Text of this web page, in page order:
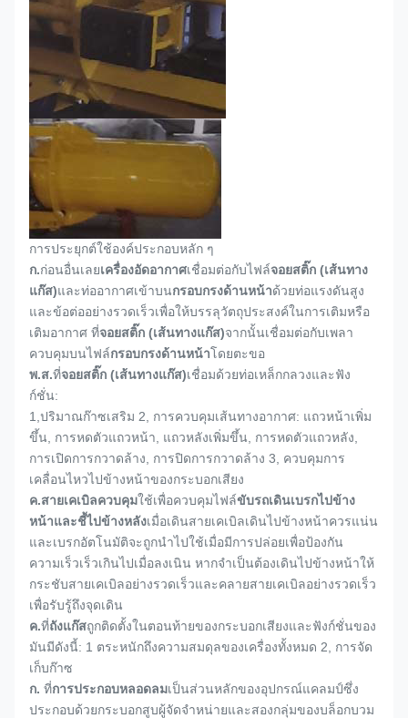
การประยุกต์ใช้องค์ประกอบหลัก ๆ
ก.ก่อนอื่นเลยเครื่องอัดอากาศเชื่อมต่อกับไฟล์จอยสติ๊ก (เส้นทาง
แก๊ส)และท่ออากาศเข้าบนกรอบกรงด้านหน้าด้วยท่อแรงดันสูง
และข้อต่ออย่างรวดเร็วเพื่อให้บรรลุวัตถุประสงค์ในการเติมหรือ
เติมอากาศ ที่จอยสติ๊ก (เส้นทางแก๊ส)จากนั้นเชื่อมต่อกับเพลา
ควบคุมบนไฟล์กรอบกรงด้านหน้าโดยตะขอ
พ.ส.ที่จอยสติ๊ก (เส้นทางแก๊ส)เชื่อมด้วยท่อเหล็กกลวงและฟัง
ก์ชั่น:
1, ปริมาณก๊าซเสริม 2, การควบคุมเส้นทางอากาศ: แถวหน้าเพิ่ม
ขึ้น, การหดตัวแถวหน้า, แถวหลังเพิ่มขึ้น, การหดตัวแถวหลัง,
การเปิดการกวาดล้าง, การปิดการกวาดล้าง 3, ควบคุมการ
เคลื่อนไหวไปข้างหน้าของกระบอกเสียง
ค.สายเคเบิลควบคุมใช้เพื่อควบคุมไฟล์ขับรถเดินเบรกไปข้าง
หน้าและชี้ไปข้างหลังเมื่อเดินสายเคเบิลเดินไปข้างหน้าควรแน่น
และเบรกอัตโนมัติจะถูกนำไปใช้เมื่อมีการปล่อยเพื่อป้องกัน
ความเร็วเร็วเกินไปเมื่อลงเนิน หากจำเป็นต้องเดินไปข้างหน้าให้
กระชับสายเคเบิลอย่างรวดเร็วและคลายสายเคเบิลอย่างรวดเร็ว
เพื่อรับรู้ถึงจุดเดิน
ค.ที่ถังแก๊สถูกติดตั้งในตอนท้ายของกระบอกเสียงและฟังก์ชั่นของ
มันมีดังนี้: 1 ตระหนักถึงความสมดุลของเครื่องทั้งหมด 2, การจัด
เก็บก๊าซ
ก. ที่การประกอบหลอดลมเป็นส่วนหลักของอุปกรณ์แคลมป์ซึ่ง
ประกอบด้วยกระบอกสูบผู้จัดจำหน่ายและสองกลุ่มของบล็อกบวม